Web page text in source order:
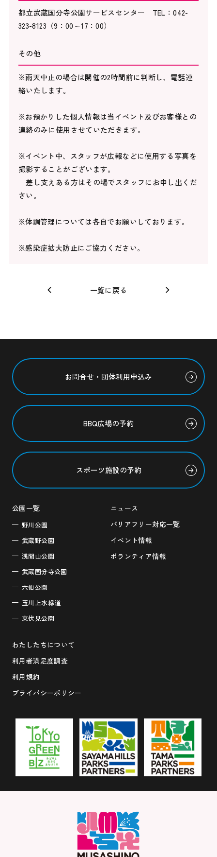
都立武蔵国分寺公園サービスセンター TEL：042-
323-8123（9：00～17：00）
その他
※雨天中止の場合は開催の2時間前に判断し、電話連
絡いたします。
※お預かりした個人情報は当イベント及びお客様との
連絡のみに使用させていただきます。
※イベント中、スタッフが広報などに使用する写真を
撮影することがございます。
差し支えある方はその場でスタッフにお申し出くだ
さい。
※体調管理については各自でお願いしております。
※感染症拡大防止にご協力ください。
一覧に戻る
お問合せ・団体利用申込み
BBQ広場の予約
スポーツ施設の予約
公園一覧
野川公園
武蔵野公園
浅間山公園
武蔵国分寺公園
六仙公園
玉川上水緑道
東伏見公園
ニュース
バリアフリー対応一覧
イベント情報
ボランティア情報
わたしたちについて
利用者満足度調査
利用規約
プライバシーポリシー